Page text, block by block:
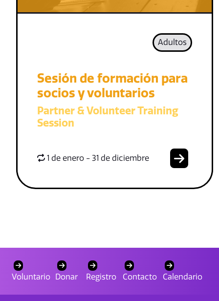
Adultos
Sesión de formación para
socios y voluntarios
Partner & Volunteer Training
Session
1 de enero - 31 de diciembre
Voluntario Donar Registro Contacto Calendario